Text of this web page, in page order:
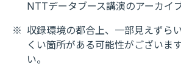
NTTデータブース講演のアーカイブ
※ 収録環境の都合上、一部見えずら
くい箇所がある可能性がございま
い。